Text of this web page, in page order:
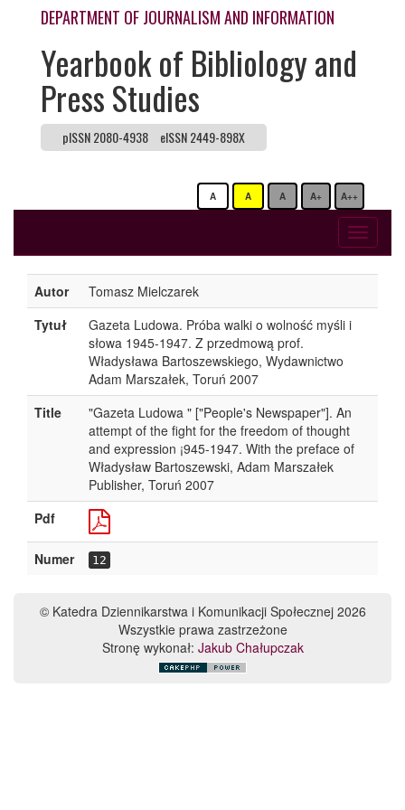
DEPARTMENT OF JOURNALISM AND INFORMATION
Yearbook of Bibliology and
Press Studies
pISSN 2080-4938 eISSN 2449-898X
A A A A+ A++
Toggle
Autor
Tomasz Mielczarek
Tytuł
Gazeta Ludowa. Próba walki o wolność myśli i
słowa 1945-1947. Z przedmową prof.
Władysława Bartoszewskiego, Wydawnictwo
Adam Marszałek, Toruń 2007
Title
"Gazeta Ludowa " ["People's Newspaper"]. An
attempt of the fight for the freedom of thought
and expression ¡945-1947. With the preface of
Władysław Bartoszewski, Adam Marszałek
Publisher, Toruń 2007
Pdf
Numer 12
© Katedra Dziennikarstwa i Komunikacji Społecznej 2026
Wszystkie prawa zastrzeżone
Stronę wykonał: Jakub Chałupczak